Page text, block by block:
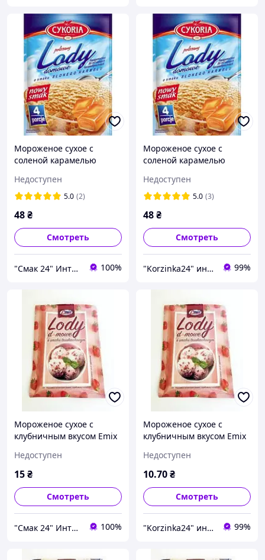
Мороженое сухое с
соленой карамелью
порции)
Недоступен
5.0 (2)
48₴
Смотреть
"Смак 24" Интернет-магазин 100%
Мороженое сухое с
соленой карамелью
порции)
Недоступен
5.0 (3)
48₴
Смотреть
"Korzinka24" интернет магазин 99%
Мороженое сухое с
клубничным вкусом Emix
Недоступен
15₴
Смотреть
"Смак 24" Интернет-магазин 100%
Мороженое сухое с
клубничным вкусом Emix
Недоступен
10.70₴
Смотреть
"Korzinka24" интернет магазин 99%